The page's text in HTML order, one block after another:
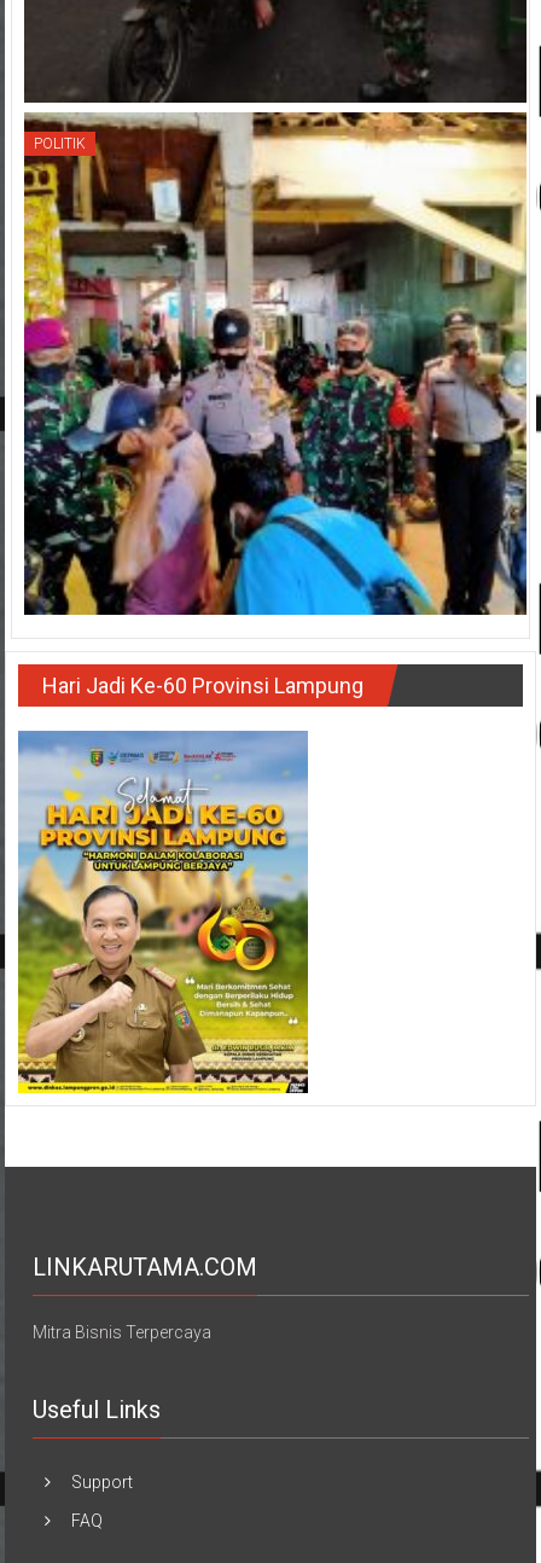
POLITIK
Hari Jadi Ke-60 Provinsi Lampung
LINKARUTAMA.COM
Mitra Bisnis Terpercaya
Useful Links
Support
FAQ